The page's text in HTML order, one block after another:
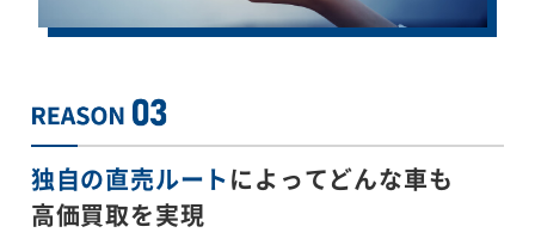
独自の直売ルートによってどんな車も
高価買取を実現